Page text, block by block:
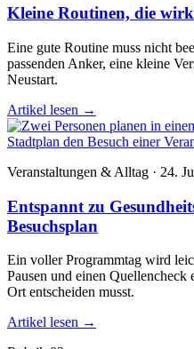
Kleine Routinen, die
Eine gute Routine muss nicht
passenden Anker, eine kleine
Neustart.
Artikel lesen →
Veranstaltungen & Alltag · 24.
Entspannt zu
Besuchsplan
Ein voller Programmtag wird
Pausen und einen
Ort entscheiden musst.
Artikel lesen →